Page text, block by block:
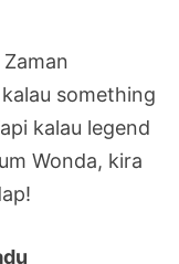
kalau something
kalau legend
Wonda, kira